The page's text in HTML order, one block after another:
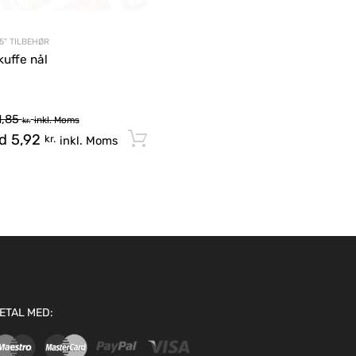
TILBEHØR
nål
kr. inkl. Moms
5,92 kr. inkl. Moms
MED: